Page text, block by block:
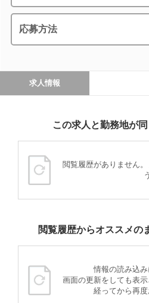
応募方法
求人情報
この求人と勤務地が
閲覧履歴がありません
閲覧履歴からオススメの
情報の読み込み
画面の更新をしても表
経ってから再度